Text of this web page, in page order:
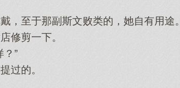
至于那副斯文败类的，她自有用途。
剪一下。
”
过的。